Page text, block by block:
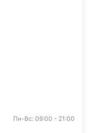
Пн-Вс: 09:00 - 21:00